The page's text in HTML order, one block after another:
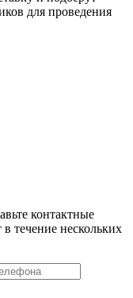
для проведения
контактные
течение нескольких